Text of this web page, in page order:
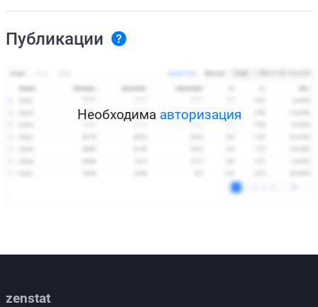
Публикации
Необходима авторизация
zenstat